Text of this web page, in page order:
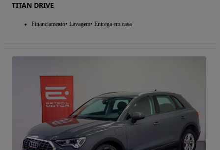
TITAN DRIVE
Financiamento Lavagem Entrega em casa